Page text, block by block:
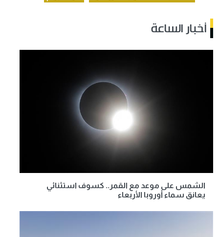
أخبار الساعة
الشمس على موعد مع القمر.. كسوف استثنائي
يعانق سماء أوروبا الأربعاء